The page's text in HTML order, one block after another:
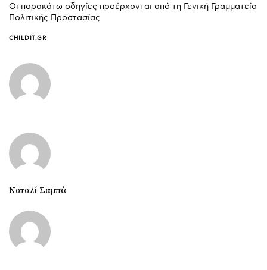
Οι παρακάτω οδηγίες προέρχονται από τη Γενική Γραμματεία
Πολιτικής Προστασίας
CHILDIT.GR
Ναταλί Σαμπά